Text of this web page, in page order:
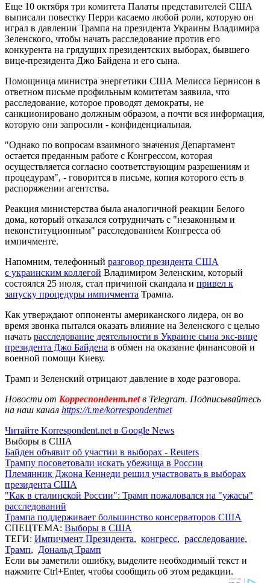
Еще 10 октября три комитета Палаты представителей США
выписали повестку Перри касаемо любой роли, которую он
играл в давлении Трампа на президента Украины Владимира
Зеленского, чтобы начать расследование против его
конкурента на грядущих президентских выборах, бывшего
вице-президента Джо Байдена и его сына.
Помощница министра энергетики США Мелисса Бернисон в
ответном письме профильным комитетам заявила, что
расследование, которое проводят демократы, не
санкционировано должным образом, а почти вся информация,
которую они запросили - конфиденциальная.
"Однако по вопросам взаимного значения Департамент
остается преданным работе с Конгрессом, которая
осуществляется согласно соответствующим разрешениям и
процедурам", - говорится в письме, копия которого есть в
распоряжении агентства.
Реакция министерства была аналогичной реакции Белого
дома, который отказался сотрудничать с "незаконным и
неконституционным" расследованием Конгресса об
импичменте.
Напомним, телефонный разговор президента США
с украинским коллегой Владимиром Зеленским, который
состоялся 25 июля, стал причиной скандала и привел к
запуску процедуры импичмента Трампа.
Как утверждают оппоненты американского лидера, он во
время звонка пытался оказать влияние на Зеленского с целью
начать расследование деятельности в Украине сына экс-вице
президента Джо Байдена в обмен на оказание финансовой и
военной помощи Киеву.
Трамп и Зеленский отрицают давление в ходе разговора.
Новости от Корреспондент.netв Telegram. Подписывайтесь
на наш канал https://t.me/korrespondentnet
Читайте Korrespondent.net в Google News
Выборы в США
Байден объявит об участии в выборах - Reuters
Трампу посоветовали искать убежища в России
Племянник Джона Кеннеди решил участвовать в выборах
президента США
"Как в сталинской России": Трамп пожаловался на "ужасы"
расследований
Трампа поддерживает большинство консерваторов США
СПЕЦТЕМА: Выборы в США
ТЕГИ: Импичмент Президента, конгресс, расследование,
Трамп, Дональд Трамп
Если вы заметили ошибку, выделите необходимый текст и
нажмите Ctrl+Enter, чтобы сообщить об этом редакции.